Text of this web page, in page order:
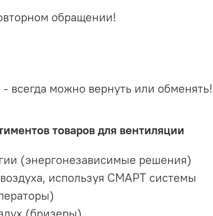
обращении!
всегда можно вернуть или обменять!
товаров для вентиляции
(энергонезависимые решения)
используя СМАРТ системы